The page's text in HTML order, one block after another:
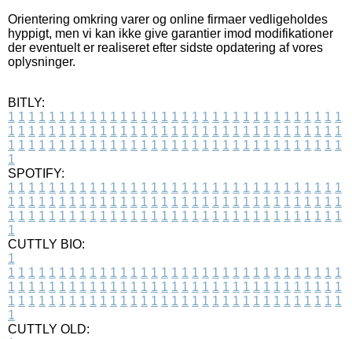
Orientering omkring varer og online firmaer vedligeholdes
hyppigt, men vi kan ikke give garantier imod modifikationer
der eventuelt er realiseret efter sidste opdatering af vores
oplysninger.
BITLY:
1 1 1 1 1 1 1 1 1 1 1 1 1 1 1 1 1 1 1 1 1 1 1 1 1 1 1 1 1 1 1 1 1
1 1 1 1 1 1 1 1 1 1 1 1 1 1 1 1 1 1 1 1 1 1 1 1 1 1 1 1 1 1 1 1 1
1 1 1 1 1 1 1 1 1 1 1 1 1 1 1 1 1 1 1 1 1 1 1 1 1 1 1 1 1 1 1 1 1
1
SPOTIFY:
1 1 1 1 1 1 1 1 1 1 1 1 1 1 1 1 1 1 1 1 1 1 1 1 1 1 1 1 1 1 1 1 1
1 1 1 1 1 1 1 1 1 1 1 1 1 1 1 1 1 1 1 1 1 1 1 1 1 1 1 1 1 1 1 1 1
1 1 1 1 1 1 1 1 1 1 1 1 1 1 1 1 1 1 1 1 1 1 1 1 1 1 1 1 1 1 1 1 1
1
CUTTLY BIO:
1
1 1 1 1 1 1 1 1 1 1 1 1 1 1 1 1 1 1 1 1 1 1 1 1 1 1 1 1 1 1 1 1 1
1 1 1 1 1 1 1 1 1 1 1 1 1 1 1 1 1 1 1 1 1 1 1 1 1 1 1 1 1 1 1 1 1
1 1 1 1 1 1 1 1 1 1 1 1 1 1 1 1 1 1 1 1 1 1 1 1 1 1 1 1 1 1 1 1 1
1
CUTTLY OLD: